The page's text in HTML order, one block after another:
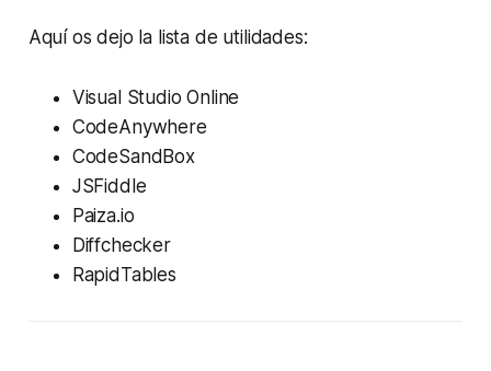
Aquí os dejo la lista de utilidades:
Visual Studio Online
CodeAnywhere
CodeSandBox
JSFiddle
Paiza.io
Diffchecker
RapidTables